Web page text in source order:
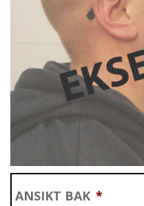
ANSIKT BAK *